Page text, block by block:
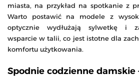
miasta, na przykład na spotkanie z
Warto postawić na modele z
optycznie wydłużają sylwetkę i
wsparcie w talii, co jest istotne dla
komfortu użytkowania.
Spodnie codzienne damskie